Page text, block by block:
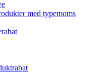
med typemoms